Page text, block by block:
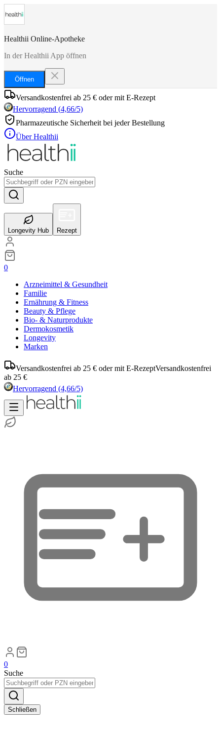
Healthii Online-Apotheke
In der Healthii App öffnen
Öffnen
Versandkostenfrei ab 25 € oder mit E-Rezept
Hervorragend (4,66/5)
Pharmazeutische Sicherheit bei jeder Bestellung
Über Healthii
Suche
Longevity Hub Rezept
0
Arzneimittel & Gesundheit
Familie
Ernährung & Fitness
Beauty & Pflege
Bio- & Naturprodukte
Dermokosmetik
Longevity
Marken
Versandkostenfrei ab 25 € oder mit E-RezeptVersandkostenfrei
ab 25 €
Hervorragend (4,66/5)
0
Suche
Schließen